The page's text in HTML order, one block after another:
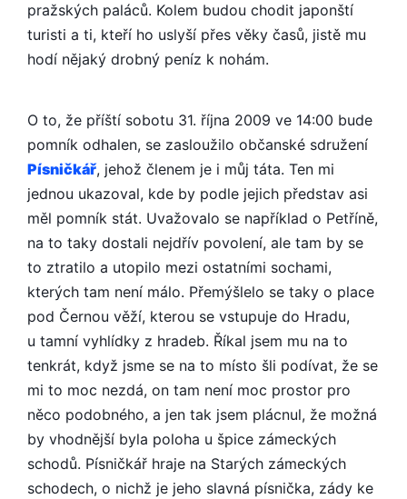
pražských paláců. Kolem budou chodit japonští
turisti a ti, kteří ho uslyší přes věky časů, jistě mu
hodí nějaký drobný peníz k nohám.
O to, že příští sobotu 31. října 2009 ve 14:00 bude
pomník odhalen, se zasloužilo občanské sdružení
Písničkář, jehož členem je i můj táta. Ten mi
jednou ukazoval, kde by podle jejich představ asi
měl pomník stát. Uvažovalo se například o Petříně,
na to taky dostali nejdřív povolení, ale tam by se
to ztratilo a utopilo mezi ostatními sochami,
kterých tam není málo. Přemýšlelo se taky o place
pod Černou věží, kterou se vstupuje do Hradu,
u tamní vyhlídky z hradeb. Říkal jsem mu na to
tenkrát, když jsme se na to místo šli podívat, že se
mi to moc nezdá, on tam není moc prostor pro
něco podobného, a jen tak jsem plácnul, že možná
by vhodnější byla poloha u špice zámeckých
schodů. Písničkář hraje na Starých zámeckých
schodech, o nichž je jeho slavná písnička, zády ke